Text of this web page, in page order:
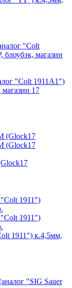
"Colt 1911A1")
17
1911") к.4,5мм,